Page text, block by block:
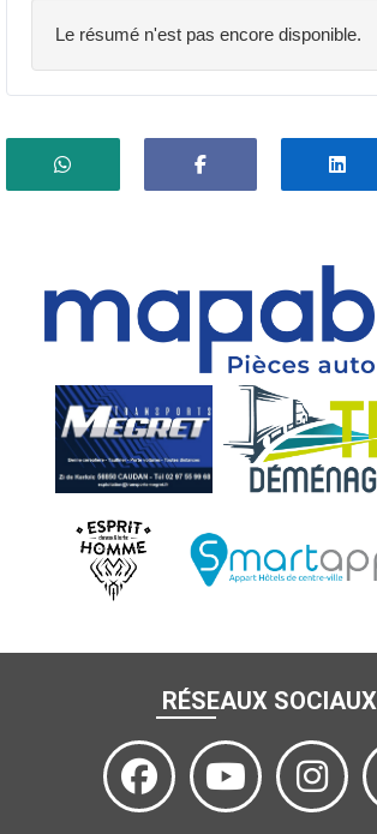
Le résumé n'est pas encore disponible.
RÉSEAUX SOCIAUX